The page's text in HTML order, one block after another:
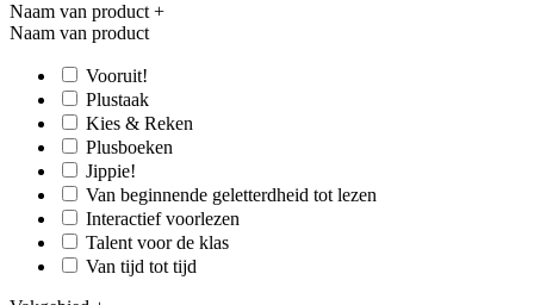
Naam van product +
Naam van product
Vooruit!
Plustaak
Kies & Reken
Plusboeken
Jippie!
Van beginnende geletterdheid tot lezen
Interactief voorlezen
Talent voor de klas
Van tijd tot tijd